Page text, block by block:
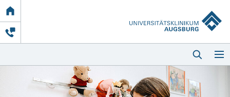
Link
zur
Startseite